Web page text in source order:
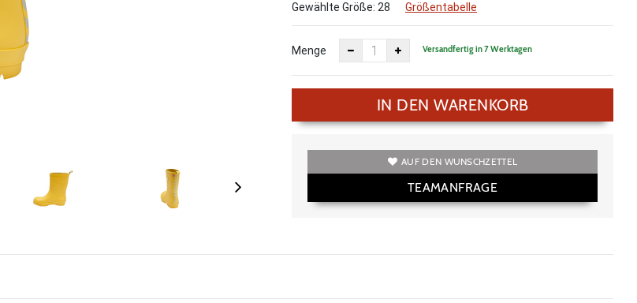
Gewählte Größe: 28 Größentabelle
Menge Versandfertig in 7 Werktagen
IN DEN WARENKORB
AUF DEN WUNSCHZETTEL
TEAMANFRAGE